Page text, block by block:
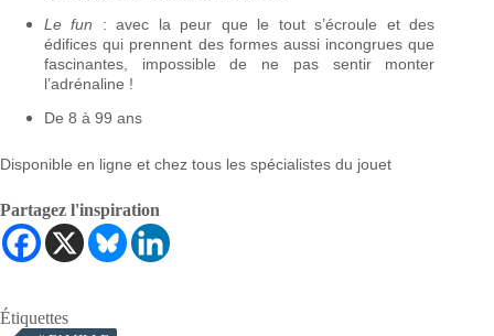
Le fun : avec la peur que le tout s’écroule et des
édifices qui prennent des formes aussi incongrues que
fascinantes, impossible de ne pas sentir monter
l’adrénaline !
De 8 à 99 ans
Disponible en ligne et chez tous les spécialistes du jouet
Partagez l'inspiration
Étiquettes